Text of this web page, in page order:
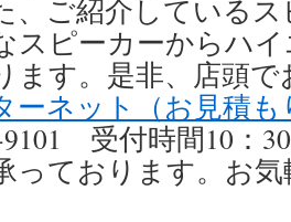
ご紹介しているス
スピーカーからハ
ます。是非、店頭
ーネット（お見積
9101 受付時間10：
っております。お